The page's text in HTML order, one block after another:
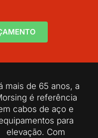
mais de 65 anos, a
é referência
cabos de aço e
para
elevação. Com